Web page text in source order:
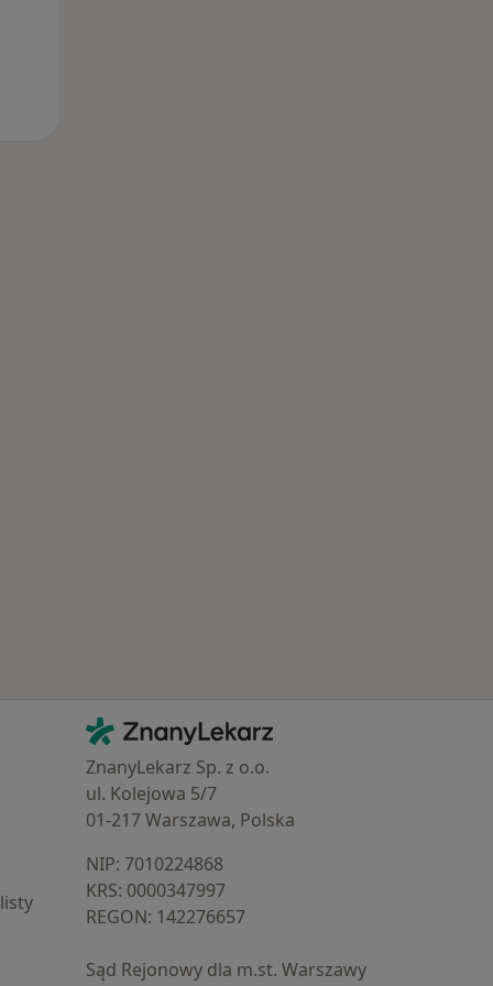
Kontakt
ZnanyLekarz - Strona główna
ZnanyLekarz Sp. z o.o.
ul. Kolejowa 5/7
01-217 Warszawa, Polska
NIP: ⁠7010224868
KRS: ⁠0000347997
REGON: ⁠142276657
Sąd Rejonowy dla m.st. Warszawy